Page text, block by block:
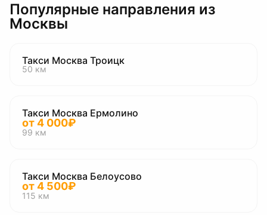
Популярные направления из
Москвы
Такси Москва Троицк
50 км
Такси Москва Ермолино
от4 000₽
99 км
Такси Москва Белоусово
от4 500₽
115 км